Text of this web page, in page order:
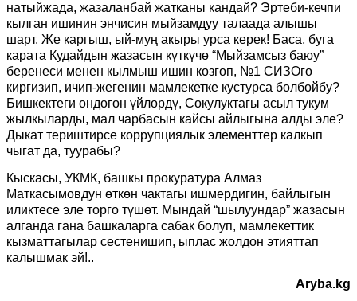
натыйжада, жазаланбай жатканы кандай? Эртеби-кечпи
кылган ишинин энчисин мыйзамдуу талаада алышы
шарт. Же каргыш, ый-муң акыры урса керек! Баса, буга
карата Кудайдын жазасын күткүчө “Мыйзамсыз баюу”
беренеси менен кылмыш ишин козгоп, №1 СИЗОго
киргизип, ичип-жегенин мамлекетке кустурса болбойбу?
Бишкектеги ондогон үйлөрдү, Сокулуктагы асыл тукум
жылкыларды, мал чарбасын кайсы айлыгына алды эле?
Дыкат териштирсе коррупциялык элементтер калкып
чыгат да, туурабы?
Кыскасы, УКМК, башкы прокуратура Алмаз
Маткасымовдун өткөн чактагы ишмердигин, байлыгын
иликтесе эле торго түшөт. Мындай “шылуундар” жазасын
алганда гана башкаларга сабак болуп, мамлекеттик
кызматтагылар сестенишип, ыплас жолдон этияттап
калышмак эй!..
Aryba.kg